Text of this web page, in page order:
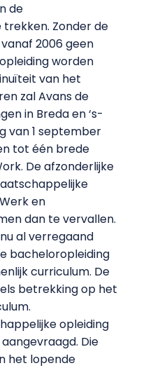
de
Zonder de
2006 geen
worden
van het
zal Avans de
in Breda en ‘s-
van 1 september
tot één brede
De afzonderlijke
en
dan te vervallen.
al verregaand
bacheloropleiding
curriculum. De
betrekking op het
opleiding
Die
het lopende